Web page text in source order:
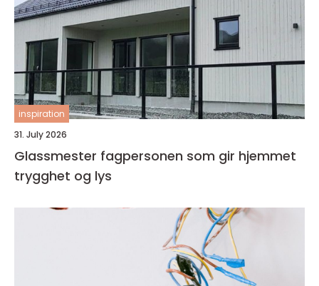
inspiration
31. July 2026
Glassmester fagpersonen som gir hjemmet
trygghet og lys